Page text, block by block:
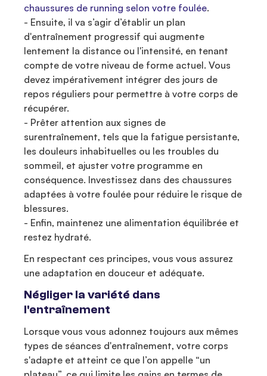
chaussures de running selon votre foulée.
- Ensuite, il va s’agir d’établir un plan
d'entraînement progressif qui augmente
lentement la distance ou l'intensité, en tenant
compte de votre niveau de forme actuel. Vous
devez impérativement intégrer des jours de
repos réguliers pour permettre à votre corps de
récupérer.
- Prêter attention aux signes de
surentraînement, tels que la fatigue persistante,
les douleurs inhabituelles ou les troubles du
sommeil, et ajuster votre programme en
conséquence. Investissez dans des chaussures
adaptées à votre foulée pour réduire le risque de
blessures.
- Enfin, maintenez une alimentation équilibrée et
restez hydraté.
En respectant ces principes, vous vous assurez
une adaptation en douceur et adéquate.
Négliger la variété dans
l'entraînement
Lorsque vous vous adonnez toujours aux mêmes
types de séances d'entraînement, votre corps
s'adapte et atteint ce que l’on appelle “un